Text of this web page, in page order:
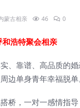
蒙古相亲 46 0
浩特聚会相亲
、靠谱、高品质的
边单身青年幸福脱单
桥，一对一感情指